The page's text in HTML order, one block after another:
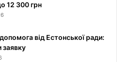
12 300 грн
від Естонської ради:
заявку